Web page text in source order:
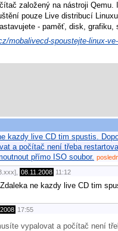
založený na nástroji
pouze Live distribucí
- paměť, disk,
mobalivecd-spoustejte-linux-
kazdy live CD tim spustis.
a počítač není třeba
přímo ISO soubor.
08.11.2008 11:12
ne kazdy live CD tim
17:55
vypalovat a počítač není